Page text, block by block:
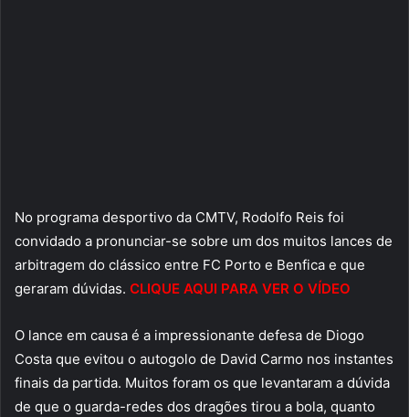
No programa desportivo da CMTV, Rodolfo Reis foi
convidado a pronunciar-se sobre um dos muitos lances de
arbitragem do clássico entre FC Porto e Benfica e que
geraram dúvidas. CLIQUE AQUI PARA VER O VÍDEO
O lance em causa é a impressionante defesa de Diogo
Costa que evitou o autogolo de David Carmo nos instantes
finais da partida. Muitos foram os que levantaram a dúvida
de que o guarda-redes dos dragões tirou a bola, quanto